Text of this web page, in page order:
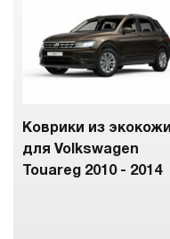
Коврики из экокожи
для Volkswagen
Touareg 2010 - 2014